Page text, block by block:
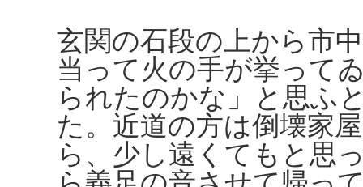
玄関の石段の上から市
当って火の手が挙って
られたのかな」と思ふ
た。近道の方は倒壊家
ら、少し遠くてもと思